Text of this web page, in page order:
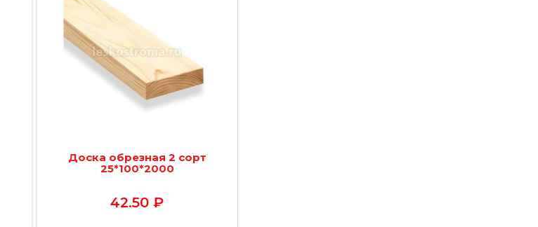
Доска обрезная 2 сорт
25*100*2000
42.50 ₽